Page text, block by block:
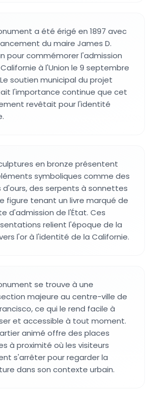
a été érigé en 1897 avec
du maire James D.
pour commémorer l'admission
à l'Union le 9 septembre
Le soutien municipal du projet
l'importance continue que cet
revêtait pour l'identité
en bronze présentent
symboliques comme des
des serpents à sonnettes
figure tenant un livre marqué de
d'admission de l'État. Ces
relient l'époque de la
l'or à l'identité de la Californie.
se trouve à une
majeure au centre-ville de
ce qui le rend facile à
et accessible à tout moment.
animé offre des places
à proximité où les visiteurs
s'arrêter pour regarder la
dans son contexte urbain.